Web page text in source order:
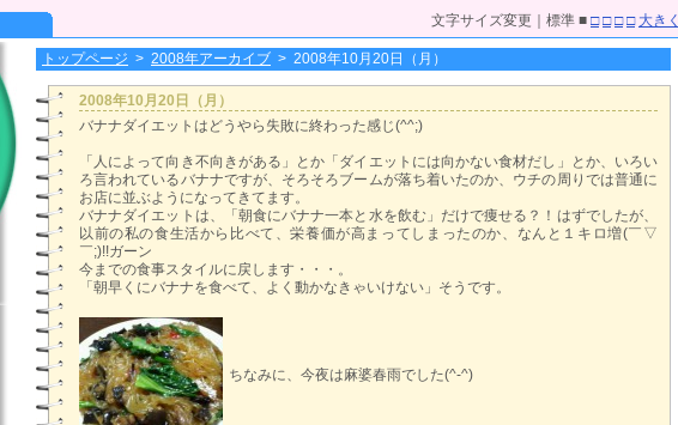
文字サイズ変更｜標準 ■ □ □ □ □ 大きく
トップページ > 2008年アーカイブ > 2008年10月20日（月）
2008年10月20日（月）
バナナダイエットはどうやら失敗に終わった感じ(^^;)
「人によって向き不向きがある」とか「ダイエットには向かない食材だし」とか、いろい
ろ言われているバナナですが、そろそろブームが落ち着いたのか、ウチの周りでは普通に
お店に並ぶようになってきてます。
バナナダイエットは、「朝食にバナナ一本と水を飲む」だけで痩せる？！はずでしたが、
以前の私の食生活から比べて、栄養価が高まってしまったのか、なんと１キロ増(￣▽
￣;)!!ガーン
今までの食事スタイルに戻します・・・。
「朝早くにバナナを食べて、よく動かなきゃいけない」そうです。
ちなみに、今夜は麻婆春雨でした(^-^)